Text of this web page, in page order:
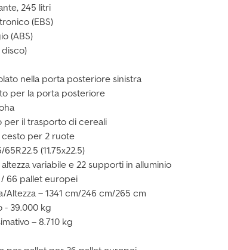
245 litri
(EBS)
(ABS)
disco)
nella porta posteriore sinistra
per la porta posteriore
per il trasporto di cereali
per 2 ruote
(11.75x22.5)
variabile e 22 supporti in alluminio
66 pallet europei
Altezza – 1341 cm/246 cm/265 cm
- 39.000 kg
– 8.710 kg